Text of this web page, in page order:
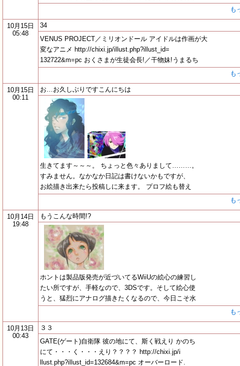
も
10月15日
05:48
34
VENUS PROJECT／ミリオンドール アイドルは作画が大
変なアニメ http://chixi.jp/illust.php?illust_id=
132722&m=pc おくさまが生徒会長!／干物妹!うまるち
も
10月15日
00:11
お…お久しぶりですこんにちは
生きてます～～～。 ちょっと色々ありまして………。
すみません。なかなか日記は書けないかもですが、
お絵描き出来たら投稿しに来ます。 プロフ絵も替え
も
10月14日
19:48
もうこんな時間!?
ホントは製品版発売が近づいてるWiiUの絵心の練習し
たい所ですが、手軽なので、3DSです。そして絵心使
うと、猛烈にアナログ描きたくなるので、今日こそ水
も
10月13日
00:43
３３
GATE(ゲート)自衛隊 彼の地にて、斯く戦えり かのち
にて・・・く・・・えり？？？？ http://chixi.jp/i
llust.php?illust_id=132684&m=pc オーバーロード.